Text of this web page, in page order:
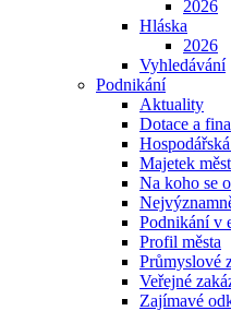
2026
Hláska
2026
Vyhledávání
Podnikání
Aktuality
Dotace a
Majetek
Na koho se
Podnikání v
Profil města
Průmyslové
Veřejné
Zajímavé